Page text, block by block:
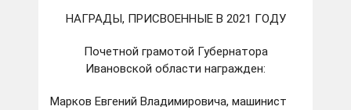
НАГРАДЫ, ПРИСВОЕННЫЕ В 2021 ГОДУ
Почетной грамотой Губернатора
Ивановской области награжден:
Марков Евгений Владимировича, машинист